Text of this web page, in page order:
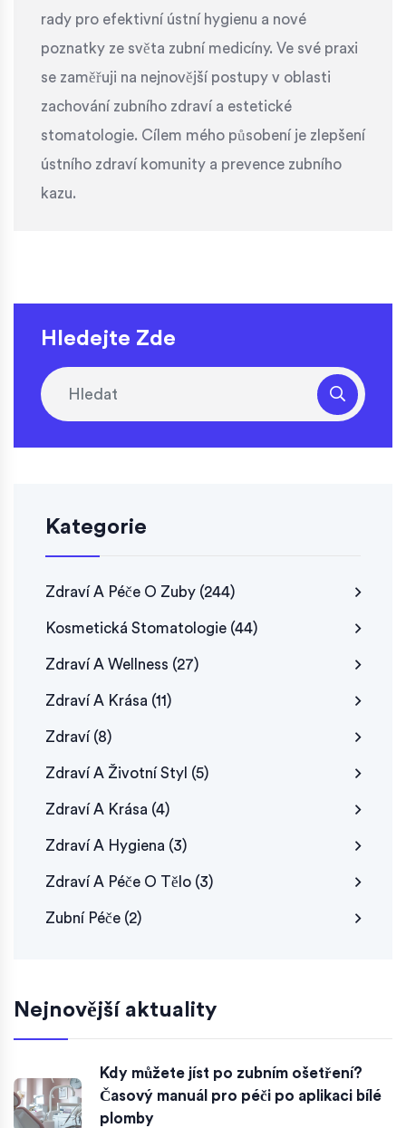
rady pro efektivní ústní hygienu a nové
poznatky ze světa zubní medicíny. Ve své praxi
se zaměřuji na nejnovější postupy v oblasti
zachování zubního zdraví a estetické
stomatologie. Cílem mého působení je zlepšení
ústního zdraví komunity a prevence zubního
kazu.
Hledejte Zde
Kategorie
Zdraví A Péče O Zuby (244)
Kosmetická Stomatologie (44)
Zdraví A Wellness (27)
Zdraví A Krása (11)
Zdraví (8)
Zdraví A Životní Styl (5)
Zdraví A Krása (4)
Zdraví A Hygiena (3)
Zdraví A Péče O Tělo (3)
Zubní Péče (2)
Nejnovější aktuality
Kdy můžete jíst po zubním ošetření?
Časový manuál pro péči po aplikaci bílé
plomby